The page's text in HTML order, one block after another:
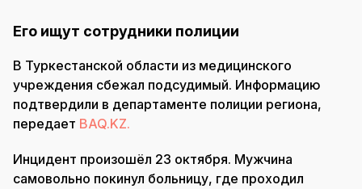
Его ищут сотрудники полиции
В Туркестанской области из медицинского
учреждения сбежал подсудимый. Информацию
подтвердили в департаменте полиции региона,
передает BAQ.KZ.
Инцидент произошёл 23 октября. Мужчина
самовольно покинул больницу, где проходил